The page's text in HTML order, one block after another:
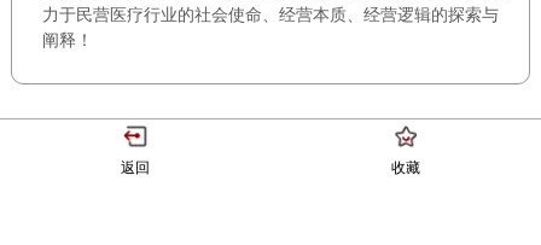
力于民营医疗行业的社会使命、经营本质、经营逻辑的探索与
阐释！
返回 收藏